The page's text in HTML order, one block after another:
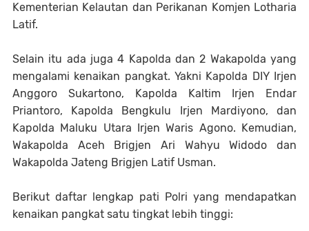
Kementerian Kelautan dan Perikanan Komjen Lotharia
Latif.
Selain itu ada juga 4 Kapolda dan 2 Wakapolda yang
mengalami kenaikan pangkat. Yakni Kapolda DIY Irjen
Anggoro Sukartono, Kapolda Kaltim Irjen Endar
Priantoro, Kapolda Bengkulu Irjen Mardiyono, dan
Kapolda Maluku Utara Irjen Waris Agono. Kemudian,
Wakapolda Aceh Brigjen Ari Wahyu Widodo dan
Wakapolda Jateng Brigjen Latif Usman.
Berikut daftar lengkap pati Polri yang mendapatkan
kenaikan pangkat satu tingkat lebih tinggi: